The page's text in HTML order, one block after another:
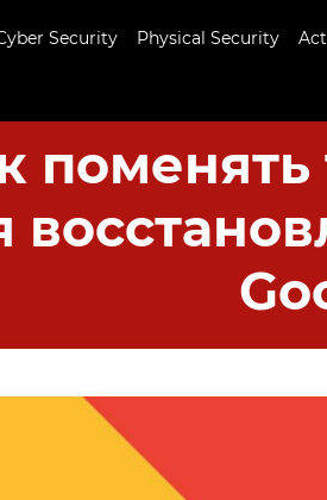
Security Physical Security